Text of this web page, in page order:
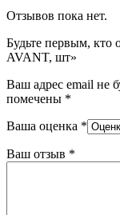
Отзывов пока нет.
Будьте первым, кто
AVANT, шт»
Ваш адрес email не
помечены *
Ваша оценка *
Ваш отзыв *